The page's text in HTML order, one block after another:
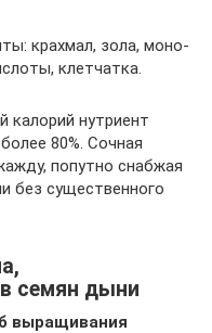
крахмал, зола, моно-
клетчатка.
калорий нутриент
80%. Сочная
попутно снабжая
без существенного
семян дыни
выращивания